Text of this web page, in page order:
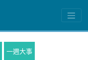
一週大事